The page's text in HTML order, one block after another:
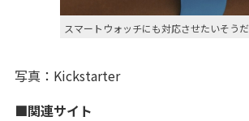
スマートウォッチにも対応させたいそうだ
写真：Kickstarter
■関連サイト